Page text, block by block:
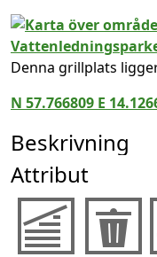
Denna grillplats
N 57.766809 E
Beskrivning
Attribut